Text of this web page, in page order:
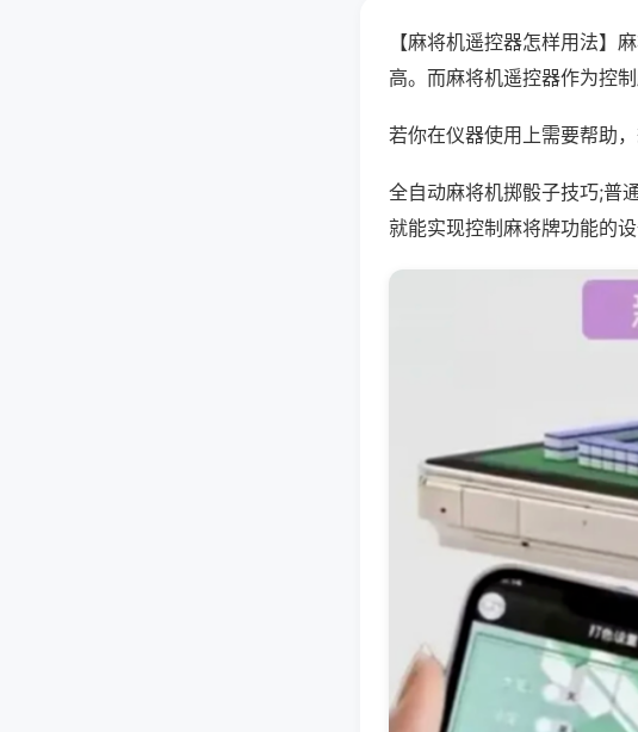
【麻将机遥控器怎样用法】
高。而麻将机遥控器作为控
若你在仪器使用上需要帮助
全自动麻将机掷骰子技巧;普
就能实现控制麻将牌功能的设